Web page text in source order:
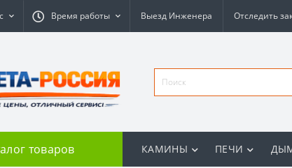
Время работы Выезд Инженера Отследить
товаров КАМИНЫ ПЕЧИ